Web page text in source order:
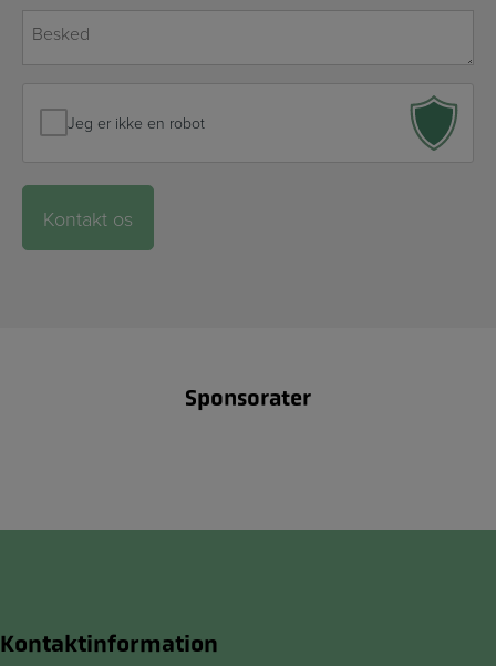
Besked
Jeg er ikke en robot
Sponsorater
Kontaktinformation